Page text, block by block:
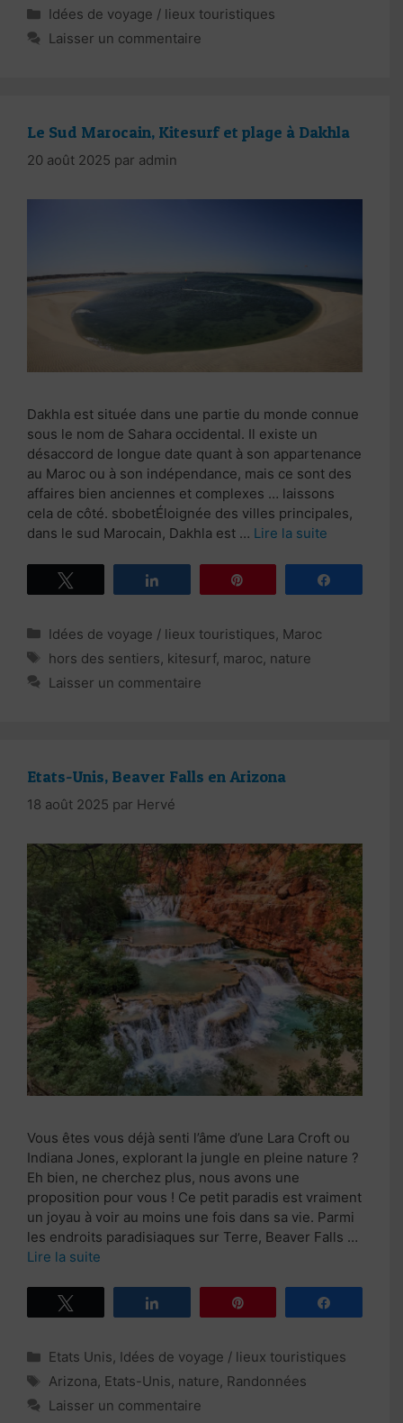
Catégories
Idées de voyage / lieux touristiques
Laisser un commentaire
Le Sud Marocain, Kitesurf et plage à Dakhla
20 août 2025 par admin
Dakhla est située dans une partie du monde connue
sous le nom de Sahara occidental. Il existe un
désaccord de longue date quant à son appartenance
au Maroc ou à son indépendance, mais ce sont des
affaires bien anciennes et complexes … laissons
cela de côté. sbobetÉloignée des villes principales,
dans le sud Marocain, Dakhla est … Lire la suite
Catégories
Idées de voyage / lieux touristiques, Maroc
Étiquettes
hors des sentiers, kitesurf, maroc, nature
Laisser un commentaire
Etats-Unis, Beaver Falls en Arizona
18 août 2025 par Hervé
Vous êtes vous déjà senti l’âme d’une Lara Croft ou
Indiana Jones, explorant la jungle en pleine nature ?
Eh bien, ne cherchez plus, nous avons une
proposition pour vous ! Ce petit paradis est vraiment
un joyau à voir au moins une fois dans sa vie. Parmi
les endroits paradisiaques sur Terre, Beaver Falls …
Lire la suite
Catégories
Etats Unis, Idées de voyage / lieux touristiques
Étiquettes
Arizona, Etats-Unis, nature, Randonnées
Laisser un commentaire